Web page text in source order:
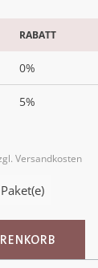
RABATT
0%
5%
Versandkosten
Gib
Paket(e)